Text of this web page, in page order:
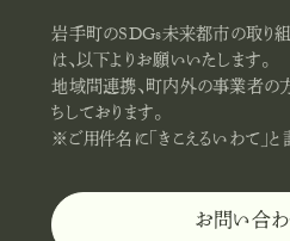
岩手町のSDGs未来都市の取り
は、以下よりお願いいたします。
地域間連携、町内外の事業者の
ちしております。
※ご用件名に「きこえるいわて」と
お問い合
お問い合わ